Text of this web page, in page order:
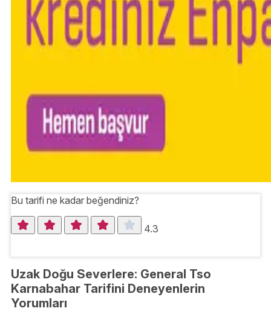
Bu tarifi ne kadar beğendiniz?
4.3
Uzak Doğu Severlere: General Tso
Karnabahar Tarifini Deneyenlerin
Yorumları